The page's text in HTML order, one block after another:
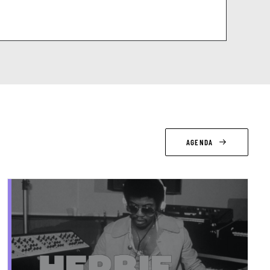
AGENDA